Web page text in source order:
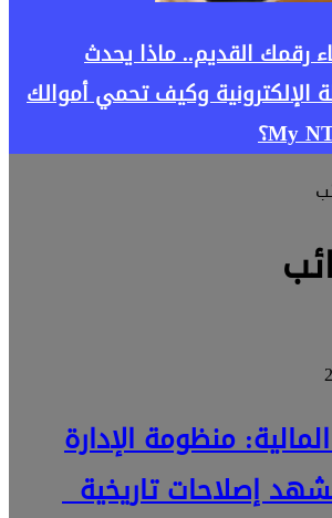
رقمك القديم.. ماذا يحدث
الإلكترونية وكيف تحمي أموالك
منظومة الإدارة
إصلاحات تاريخية